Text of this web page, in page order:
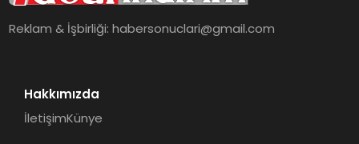
Reklam & İşbirliği:habersonuclari@gmail.com
Hakkımızda
İletişimKünye